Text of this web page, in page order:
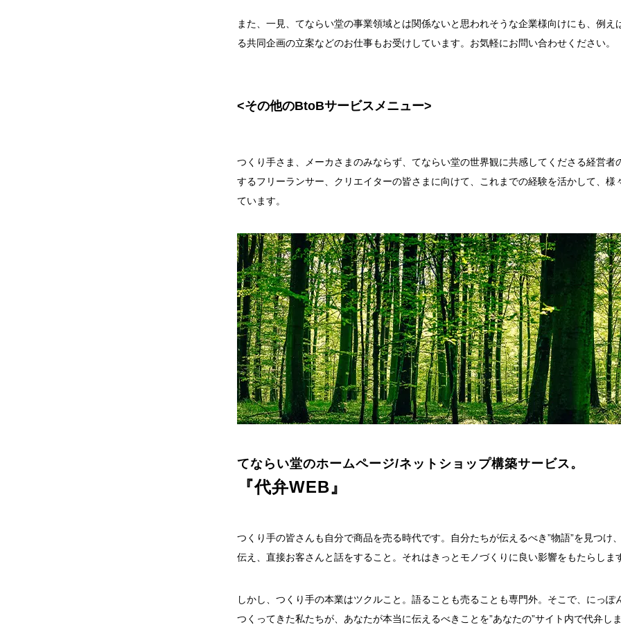
また、一見、てならい堂の事業領域とは関係ないと思われそうな企業様向けにも、例え
る共同企画の立案などのお仕事もお受けしています。お気軽にお問い合わせください。
<その他のBtoBサービスメニュー>
つくり手さま、メーカさまのみならず、てならい堂の世界観に共感してくださる経営者
するフリーランサー、クリエイターの皆さまに向けて、これまでの経験を活かして、様
ています。
てならい堂のホームページ/ネットショップ構築サービス。
『代弁WEB』
つくり手の皆さんも自分で商品を売る時代です。自分たちが伝えるべき”物語”を見つけ
伝え、直接お客さんと話をすること。それはきっとモノづくりに良い影響をもたらしま
しかし、つくり手の本業はツクルこと。語ることも売ることも専門外。そこで、にっぽ
つくってきた私たちが、あなたが本当に伝えるべきことを”あなたの”サイト内で代弁しま